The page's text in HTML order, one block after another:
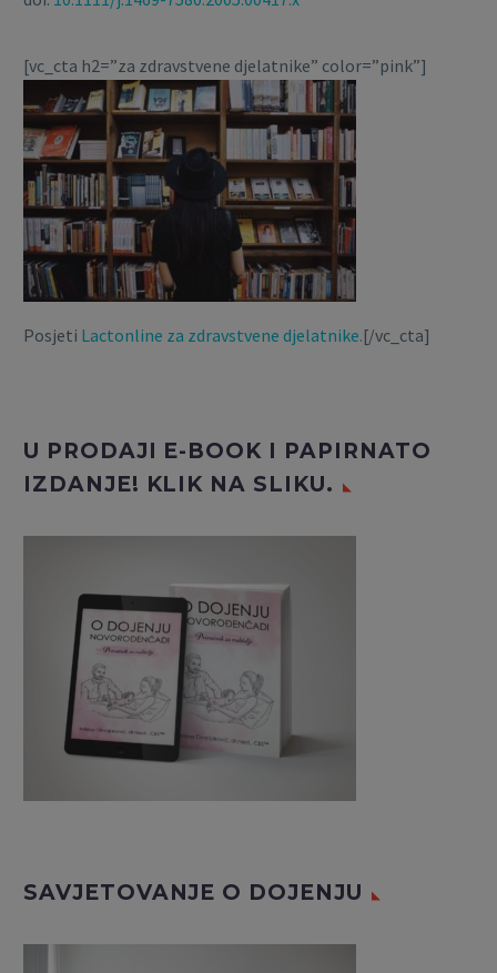
[vc_cta h2=”za zdravstvene djelatnike” color=”pink”]
Posjeti Lactonline za zdravstvene djelatnike.[/vc_cta]
U PRODAJI E-BOOK I PAPIRNATO
IZDANJE! KLIK NA SLIKU.
SAVJETOVANJE O DOJENJU